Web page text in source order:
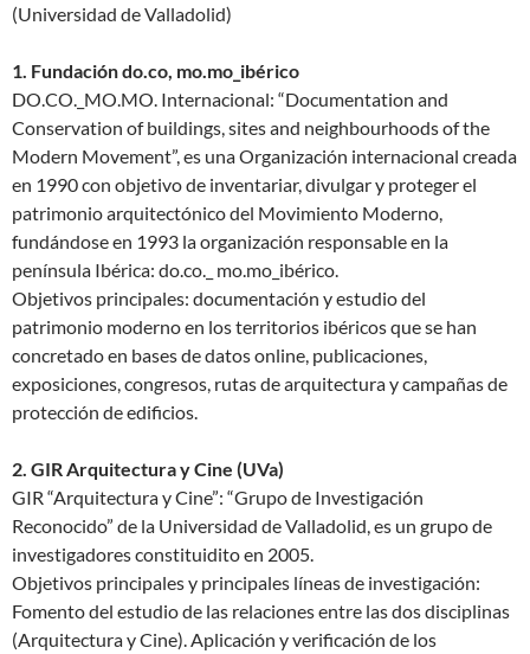
(Universidad de Valladolid)
1. Fundación do.co, mo.mo_ibérico
DO.CO._MO.MO. Internacional: “Documentation and
Conservation of buildings, sites and neighbourhoods of the
Modern Movement”, es una Organización internacional creada
en 1990 con objetivo de inventariar, divulgar y proteger el
patrimonio arquitectónico del Movimiento Moderno,
fundándose en 1993 la organización responsable en la
península Ibérica: do.co._ mo.mo_ibérico.
Objetivos principales: documentación y estudio del
patrimonio moderno en los territorios ibéricos que se han
concretado en bases de datos online, publicaciones,
exposiciones, congresos, rutas de arquitectura y campañas de
protección de edificios.
2. GIR Arquitectura y Cine (UVa)
GIR “Arquitectura y Cine”: “Grupo de Investigación
Reconocido” de la Universidad de Valladolid, es un grupo de
investigadores constituidito en 2005.
Objetivos principales y principales líneas de investigación:
Fomento del estudio de las relaciones entre las dos disciplinas
(Arquitectura y Cine). Aplicación y verificación de los